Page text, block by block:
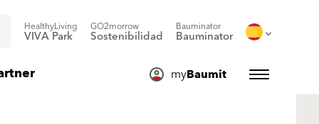
HealthyLiving
VIVA Park
GO2morrow
Sostenibilidad
Bauminator
Bauminator
myBaumit